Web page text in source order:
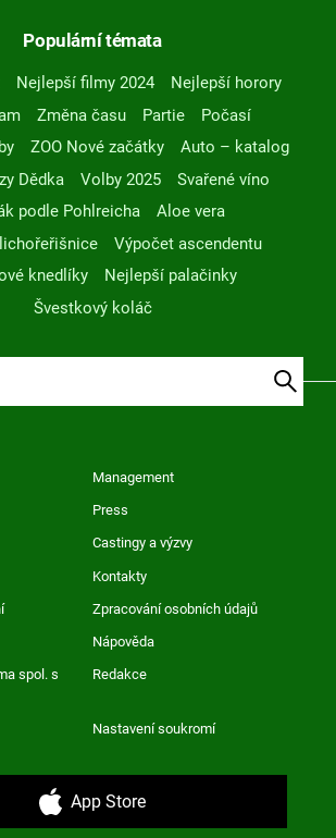
Populární témata
Nejlepší filmy 2024
Nejlepší horory
Změna času Partie
Počasí
ZOO Nové začátky
Auto – katalog
Dědka
Volby 2025
Svařené víno
podle Pohlreicha
Aloe vera
Výpočet ascendentu
knedlíky
Nejlepší palačinky
Švestkový koláč
Management
Press
Castingy a výzvy
Kontakty
Zpracování osobních údajů
Nápověda
spol. s
Redakce
Nastavení soukromí
App Store